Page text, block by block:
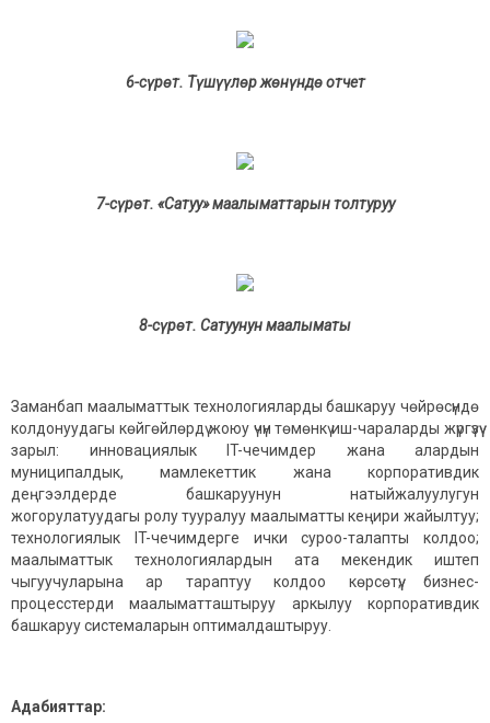
6-сүрөт. Түшүүлөр жөнүндө отчет
7-сүрөт. «Сатуу» маалыматтарын толтуруу
8-сүрөт. Сатуунун маалыматы
Заманбап маалыматтык технологияларды башкаруу чөйрөсүндө
колдонуудагы көйгөйлөрдү жоюу үчүн төмөнкү иш-чараларды жүргүзүү
зарыл: инновациялык IT-чечимдер жана алардын
муниципалдык, мамлекеттик жана корпоративдик
деңгээлдерде башкаруунун натыйжалуулугун
жогорулатуудагы ролу тууралуу маалыматты кеңири жайылтуу;
технологиялык IT-чечимдерге ички суроо-талапты колдоо;
маалыматтык технологиялардын ата мекендик иштеп
чыгуучуларына ар тараптуу колдоо көрсөтүү; бизнес-
процесстерди маалыматташтыруу аркылуу корпоративдик
башкаруу системаларын оптималдаштыруу.
Адабияттар: